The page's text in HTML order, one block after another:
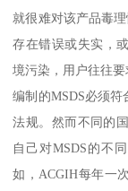
就很难对该产品毒
存在错误或失实，
境污染，用户往往要
编制的MSDS必须
法规。然而不同的
自己对MSDS的不
如，ACGIH每年一